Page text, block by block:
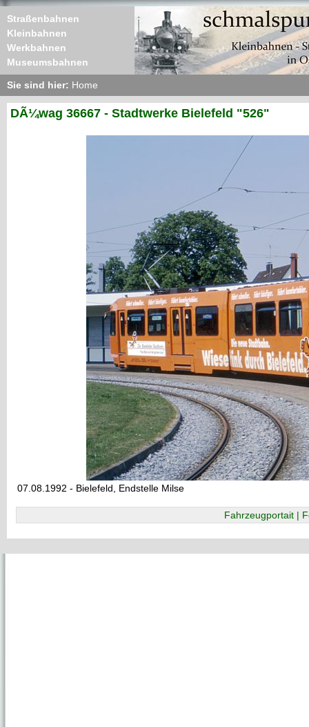
Straßenbahnen
Kleinbahnen
Werkbahnen
Museumsbahnen
Sie sind hier: Home
DÃ¼wag 36667 - Stadtwerke Bielefeld "526"
07.08.1992 - Bielefeld, Endstelle Milse
Fahrzeugportait |